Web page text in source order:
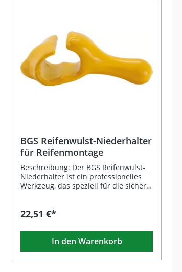
BGS Reifenwulst-Niederhalter
für Reifenmontage
Beschreibung: Der BGS Reifenwulst-
Niederhalter ist ein professionelles
Werkzeug, das speziell für die sichere
Design stellt sicher, dass die
Montiervorgangs zuverlässig unter
dem Felgenhorn gehalten wird. Eine
hochwertige PVC-Beschichtung
verhindert Beschädigungen an der
22,51 €*
In den Warenkorb